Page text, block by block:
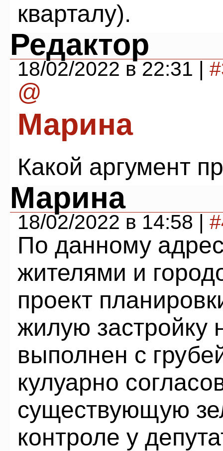
кварталу).
Редактор
18/02/2022 в 22:31 |
@
Марина
Какой аргумент
Марина
18/02/2022 в 14:58 |
По данному
жителями и
проект
жилую застройку
выполнен с
кулуарно
существующую
контроле у